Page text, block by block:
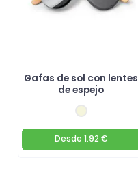
Gafas de sol con lentes
de espejo
Desde 1.92 €